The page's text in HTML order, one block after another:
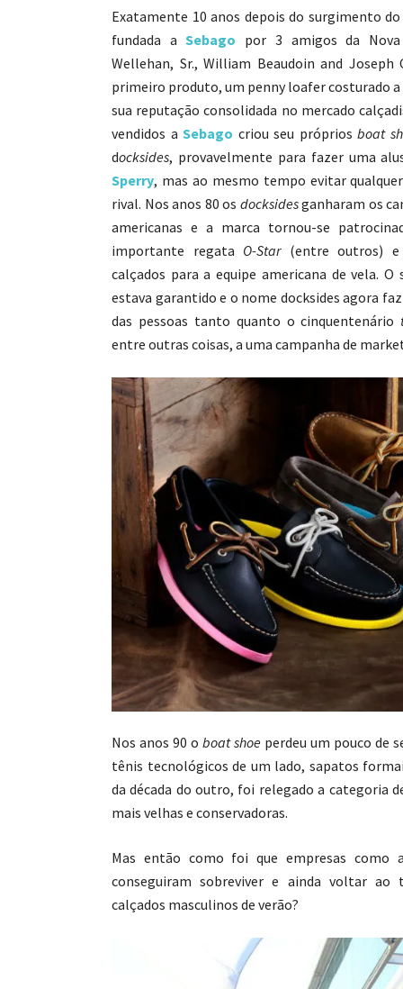
Exatamente 10 anos depois do surgimento
fundada aSebago por 3 amigos da
Wellehan, Sr., William Beaudoin and Joseph
primeiro produto, um penny loafer costurado a
sua reputação consolidada no mercado
vendidos aSebago criou seu própriosboat
docksides, provavelmente para fazer uma
Sperry, mas ao mesmo tempo evitar
rival. Nos anos 80 os docksidesganharam os
americanas e a marca tornou-se
importante regata O-Star (entre outros)
calçados para a equipe americana de vela.
estava garantido e o nome docksides agora
das pessoas tanto quanto o cinquentenário
entre outras coisas, a uma campanha de
Nos anos 90 o boat shoe perdeu um pouco de
tênis tecnológicos de um lado, sapatos
da década do outro, foi relegado a categoria
mais velhas e conservadoras.
Mas então como foi que empresas como
conseguiram sobreviver e ainda voltar ao
calçados masculinos de verão?